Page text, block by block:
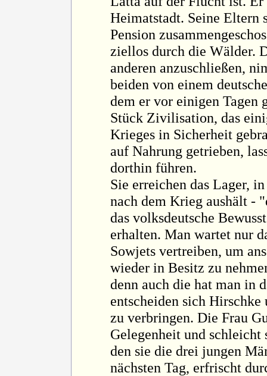
Heimatstadt. Seine Eltern
Pension
ziellos durch die Wälder.
anderen anzuschließen,
beiden von einem
dem er vor einigen Tagen
Stück Zivilisation, das
Krieges in Sicherheit
auf Nahrung getrieben,
dorthin führen.
Sie erreichen das Lager,
nach dem Krieg aushält -
das volksdeutsche
erhalten. Man wartet nur
Sowjets vertreiben, um
wieder in Besitz zu
denn auch die hat man in
entscheiden sich
zu verbringen. Die Frau
Gelegenheit und
den sie die drei jungen
nächsten Tag, erfrischt